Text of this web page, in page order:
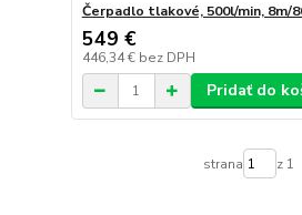
Čerpadlo tlakové, 500l/min, 8m/
549 €
446,34 € bez DPH
Pridať do
strana z 1